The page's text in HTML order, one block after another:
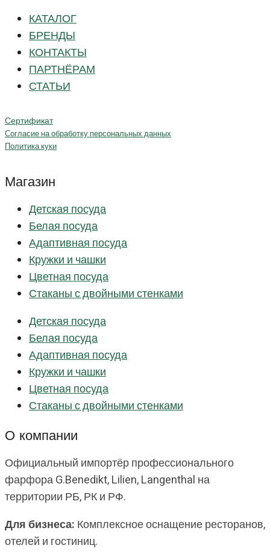
КАТАЛОГ
БРЕНДЫ
КОНТАКТЫ
ПАРТНЁРАМ
СТАТЬИ
Сертификат
Согласие на обработку персональных данных
Политика куки
Магазин
Детская посуда
Белая посуда
Адаптивная посуда
Кружки и чашки
Цветная посуда
Стаканы с двойными стенками
Детская посуда
Белая посуда
Адаптивная посуда
Кружки и чашки
Цветная посуда
Стаканы с двойными стенками
О компании
Официальный импортёр профессионального
фарфора G.Benedikt, Lilien, Langenthal на
территории РБ, РК и РФ.
Для бизнеса: Комплексное оснащение ресторанов,
отелей и гостиниц.